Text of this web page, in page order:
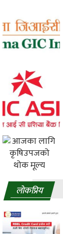
लाेकप्रिय